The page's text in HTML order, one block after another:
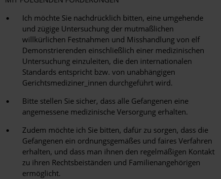
Ich möchte Sie nachdrücklich bitten, eine umgehende
und zügige Untersuchung der mutmaßlichen
willkürlichen Festnahmen und Misshandlung von elf
Demonstrierenden einschließlich einer medizinischen
Untersuchung einzuleiten, die den internationalen
Standards entspricht bzw. von unabhängigen
Gerichtsmediziner_innen durchgeführt wird.
Bitte stellen Sie sicher, dass alle Gefangenen eine
angemessene medizinische Versorgung erhalten.
Zudem möchte ich Sie bitten, dafür zu sorgen, dass die
Gefangenen ein ordnungsgemäßes und faires Verfahren
erhalten, und dass man ihnen den regelmäßigen Kontakt
zu ihren Rechtsbeiständen und Familienangehörigen
ermöglicht.